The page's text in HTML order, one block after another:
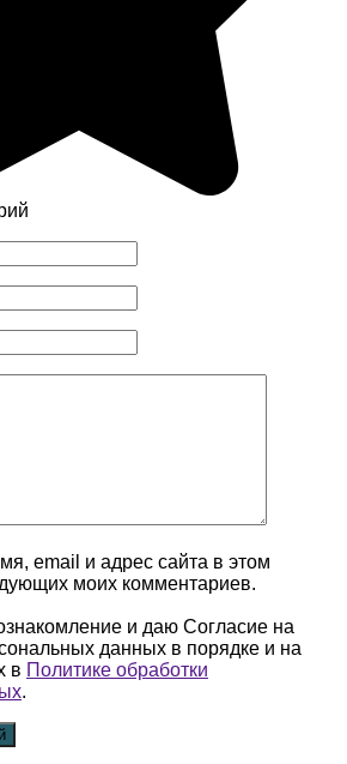
email и адрес сайта в этом
моих комментариев.
и даю Согласие на
данных в порядке и на
в Политике обработки
.